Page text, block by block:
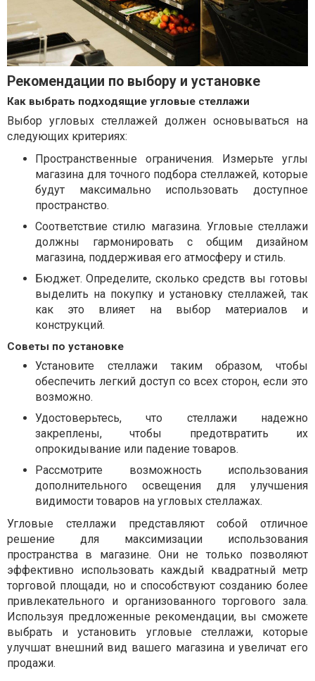
Рекомендации по выбору и установке
Как выбрать подходящие угловые стеллажи
Выбор угловых стеллажей должен основываться на
следующих критериях:
Пространственные ограничения. Измерьте углы
магазина для точного подбора стеллажей, которые
будут максимально использовать доступное
пространство.
Соответствие стилю магазина. Угловые стеллажи
должны гармонировать с общим дизайном
магазина, поддерживая его атмосферу и стиль.
Бюджет. Определите, сколько средств вы готовы
выделить на покупку и установку стеллажей, так
как это влияет на выбор материалов и
конструкций.
Советы по установке
Установите стеллажи таким образом, чтобы
обеспечить легкий доступ со всех сторон, если это
возможно.
Удостоверьтесь, что стеллажи надежно
закреплены, чтобы предотвратить их
опрокидывание или падение товаров.
Рассмотрите возможность использования
дополнительного освещения для улучшения
видимости товаров на угловых стеллажах.
Угловые стеллажи представляют собой отличное
решение для максимизации использования
пространства в магазине. Они не только позволяют
эффективно использовать каждый квадратный метр
торговой площади, но и способствуют созданию более
привлекательного и организованного торгового зала.
Используя предложенные рекомендации, вы сможете
выбрать и установить угловые стеллажи, которые
улучшат внешний вид вашего магазина и увеличат его
продажи.